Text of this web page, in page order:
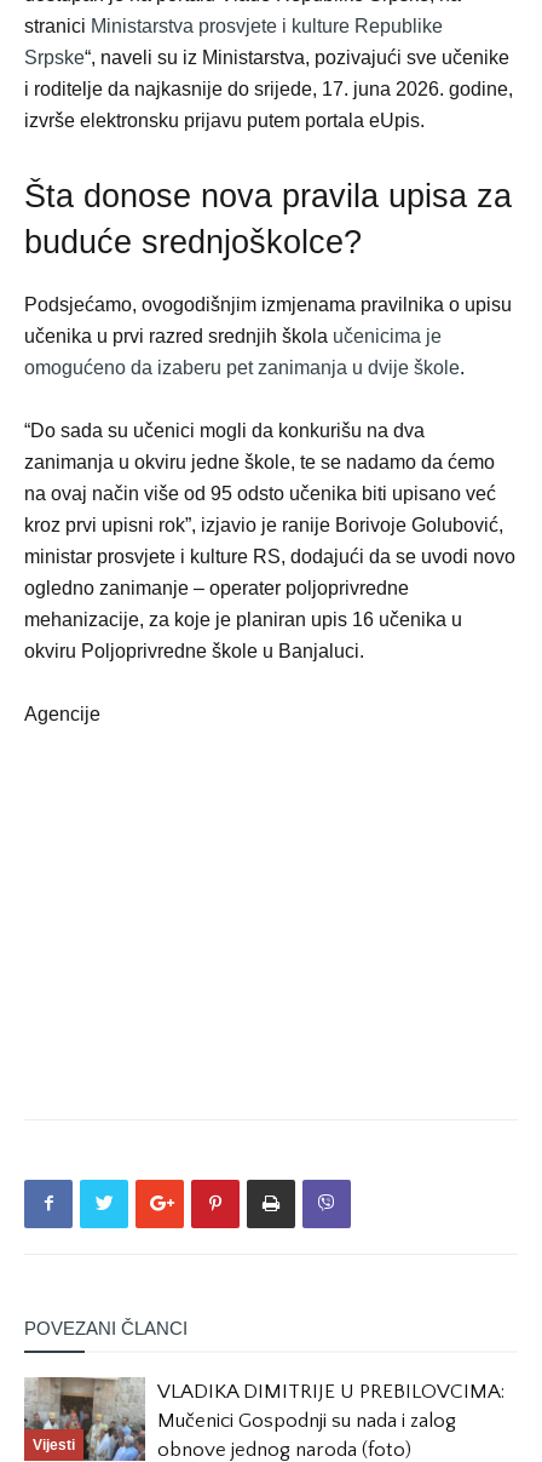
stranici Ministarstva prosvjete i kulture Republike
Srpske“, naveli su iz Ministarstva, pozivajući sve učenike
i roditelje da najkasnije do srijede, 17. juna 2026. godine,
izvrše elektronsku prijavu putem portala eUpis.
Šta donose nova pravila upisa za
buduće srednjoškolce?
Podsjećamo, ovogodišnjim izmjenama pravilnika o upisu
učenika u prvi razred srednjih škola učenicima je
omogućeno da izaberu pet zanimanja u dvije škole.
“Do sada su učenici mogli da konkurišu na dva
zanimanja u okviru jedne škole, te se nadamo da ćemo
na ovaj način više od 95 odsto učenika biti upisano već
kroz prvi upisni rok”, izjavio je ranije Borivoje Golubović,
ministar prosvjete i kulture RS, dodajući da se uvodi novo
ogledno zanimanje – operater poljoprivredne
mehanizacije, za koje je planiran upis 16 učenika u
okviru Poljoprivredne škole u Banjaluci.
Agencije
POVEZANI ČLANCI
Vijesti
VLADIKA DIMITRIJE U PREBILOVCIMA:
Mučenici Gospodnji su nada i zalog
obnove jednog naroda (foto)